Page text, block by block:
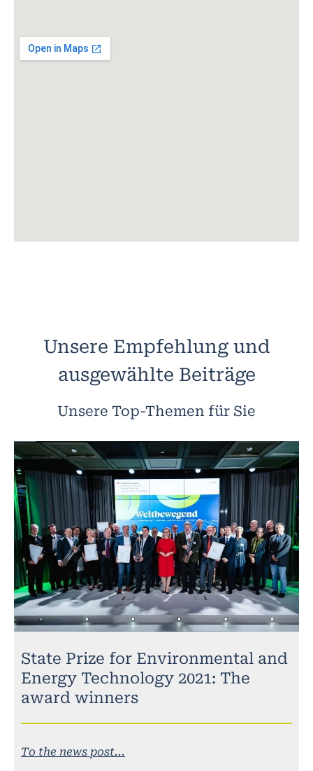
Unsere Empfehlung und
ausgewählte Beiträge
Unsere Top-Themen für Sie
State Prize for Environmental and
Energy Technology 2021: The
award winners
To the news post...